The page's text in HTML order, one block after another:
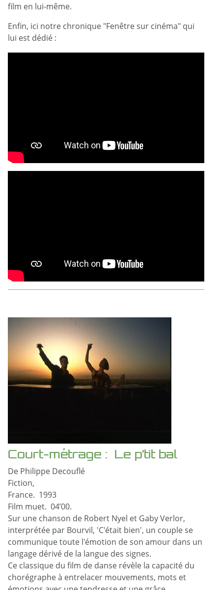
film en lui-même.
Enfin, ici notre chronique "Fenêtre sur cinéma" qui
lui est dédié :
Court-métrage : Le p’tit bal
De Philippe Decouflé
Fiction,
France. 1993
Film muet. 04’00.
Sur une chanson de Robert Nyel et Gaby Verlor,
interprétée par Bourvil, 'C'était bien', un couple se
communique toute l'émotion de son amour dans un
langage dérivé de la langue des signes.
Ce classique du film de danse révèle la capacité du
chorégraphe à entrelacer mouvements, mots et